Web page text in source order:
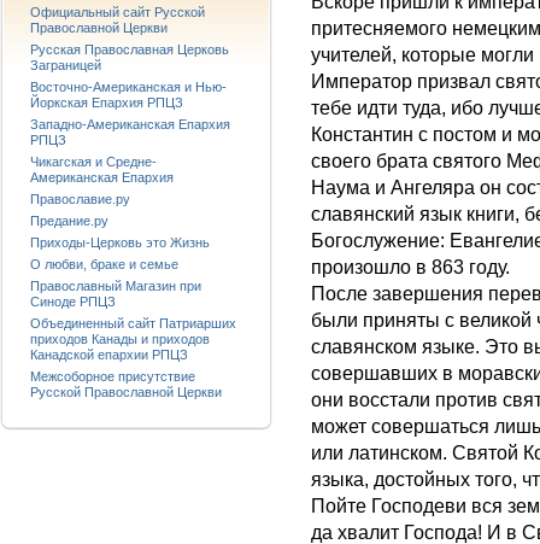
притесняемого
учителей, которые
Император призвал
тебе идти туда, ибо
Константин с постом и
своего брата святого
Наума и Ангеляра он
славянский язык книги,
Богослужение:
произошло в 863 году.
После завершения
были приняты с великой
славянском языке. Это
совершавших в
они восстали против
может совершаться
или латинском. Святой
языка, достойных того,
Пойте Господеви вся
да хвалит Господа! И в
Официальный сайт Русской
Православной Церкви
Русская Православная Церковь
Заграницей
Восточно-Американская и Нью-
Йоркская Епархия РПЦЗ
Западно-Американская Епархия
РПЦЗ
Чикагская и Средне-
Американская Епархия
Православие.ру
Предание.ру
Приходы-Церковь это Жизнь
О любви, браке и семье
Православный Магазин при
Синоде РПЦЗ
Объединенный сайт Патриарших
приходов Канады и приходов
Канадской епархии РПЦЗ
Межсоборное присутствие
Русской Православной Церкви